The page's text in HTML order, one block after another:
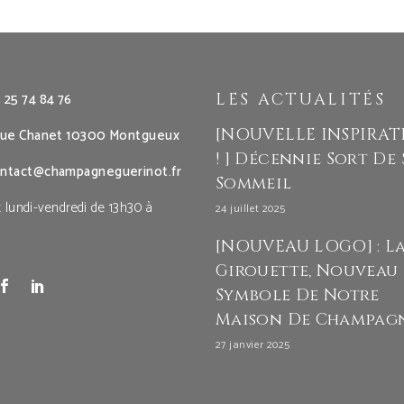
74 84 76
Chanet 10300 Montgueux
vendredi de 13h30 à
LES ACTUALITÉS
[NOUVELLE
! ] Décennie Sort De
Sommeil
24 juillet 2025
[NOUVEAU LOGO] :
Girouette, Nouveau
Symbole De Notre
Maison De
27 janvier 2025